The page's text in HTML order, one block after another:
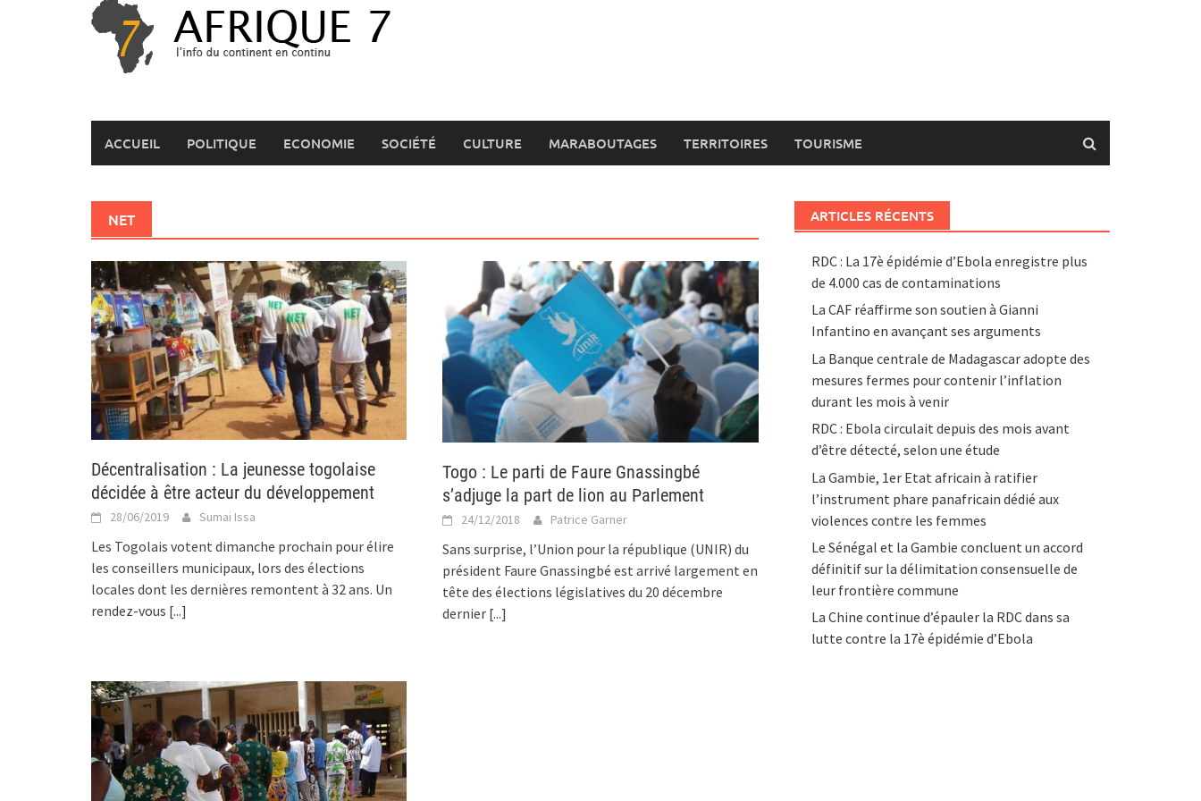
ACCUEIL POLITIQUE ECONOMIE SOCIÉTÉ CULTURE MARABOUTAGES TERRITOIRES TOURISME
NET
Décentralisation : La jeunesse togolaise
décidée à être acteur du développement
28/06/2019 Sumai Issa
Les Togolais votent dimanche prochain pour élire
les conseillers municipaux, lors des élections
locales dont les dernières remontent à 32 ans. Un
rendez-vous [...]
Togo : Le parti de Faure Gnassingbé
s’adjuge la part de lion au Parlement
24/12/2018 Patrice Garner
Sans surprise, l’Union pour la république (UNIR) du
président Faure Gnassingbé est arrivé largement en
tête des élections législatives du 20 décembre
dernier [...]
ARTICLES RÉCENTS
RDC : La 17è épidémie d’Ebola enregistre plus
de 4.000 cas de contaminations
La CAF réaffirme son soutien à Gianni
Infantino en avançant ses arguments
La Banque centrale de Madagascar adopte des
mesures fermes pour contenir l’inflation
durant les mois à venir
RDC : Ebola circulait depuis des mois avant
d’être détecté, selon une étude
La Gambie, 1er Etat africain à ratifier
l’instrument phare panafricain dédié aux
violences contre les femmes
Le Sénégal et la Gambie concluent un accord
définitif sur la délimitation consensuelle de
leur frontière commune
La Chine continue d’épauler la RDC dans sa
lutte contre la 17è épidémie d’Ebola